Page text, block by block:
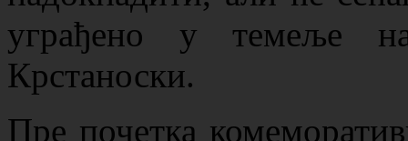
уграђено у темеље
Крстаноски.
Пре почетка